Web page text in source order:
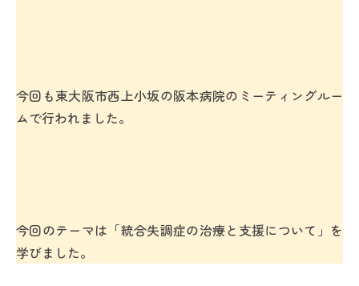
今回も東大阪市西上小坂の阪本病院のミーティングルー
ムで行われました。
今回のテーマは「統合失調症の治療と支援について」を
学びました。